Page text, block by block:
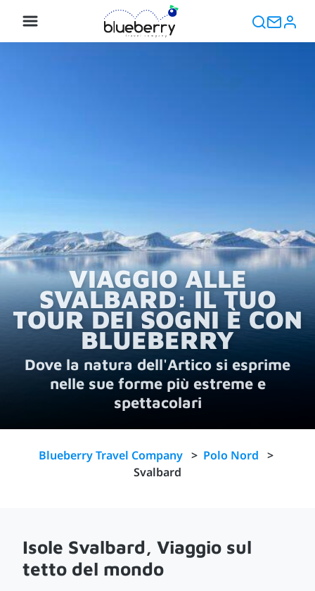
VIAGGIO ALLE
SVALBARD: IL TUO
TOUR DEI SOGNI È CON
BLUEBERRY
Dove la natura dell'Artico si esprime
nelle sue forme più estreme e
spettacolari
Blueberry Travel Company > Polo Nord >
Svalbard
Isole Svalbard, Viaggio sul
tetto del mondo